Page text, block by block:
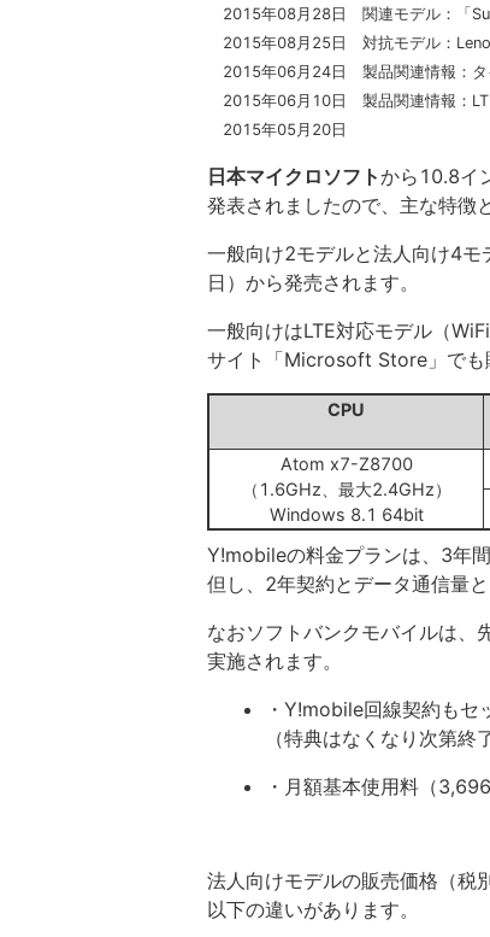
2015年08月28日 関連モデル：「
2015年08月25日 対抗モデル：
2015年06月24日 製品関連情報：タ
2015年06月10日 製品関連情報：
2015年05月20日
日本マイクロソフトから10.8イ
発表されましたので、主な特徴
一般向け2モデルと法人向け4
日）から発売されます。
一般向けはLTE対応モデル（
サイト「Microsoft Store」でも
CPU
Atom x7-Z8700
（1.6GHz、最大2.4GHz）
Windows 8.1 64bit
Y!mobileの料金プランは、3年
但し、2年契約とデータ通信量
なおソフトバンクモバイルは
実施されます。
・Y!mobile回線契約も
（特典はなくなり次第終了
・月額基本使用料（
法人向けモデルの販売価格（税
以下の違いがあります。